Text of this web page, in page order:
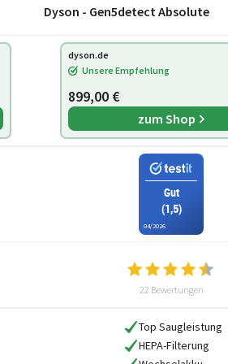
Dyson - Gen5detect Absolute
dyson.de
Unsere Empfehlung
899,00 €
zum Shop
Gut
(1,5)
04/2026
22 Bewertungen
Top Saugleistung
HEPA-Filterung